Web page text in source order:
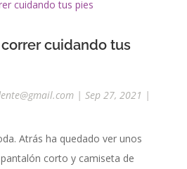
cuidando tus
| Sep 27, 2021 |
Atrás ha quedado ver unos
corto y camiseta de